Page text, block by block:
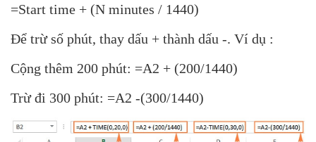
=Start time + (N minutes / 1440)
Để trừ số phút, thay dấu + thành dấu -. Ví dụ :
Cộng thêm 200 phút: =A2 + (200/1440)
Trừ đi 300 phút: =A2 -(300/1440)